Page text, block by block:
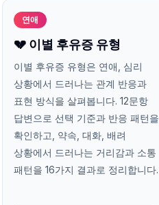
연애
💔 이별 후유증 유형
이별 후유증 유형은 연애, 심리
상황에서 드러나는 관계 반응과
표현 방식을 살펴봅니다. 12문항
답변으로 선택 기준과 반응 패턴을
확인하고, 약속, 대화, 배려
상황에서 드러나는 거리감과 소통
패턴을 16가지 결과로 정리합니다.